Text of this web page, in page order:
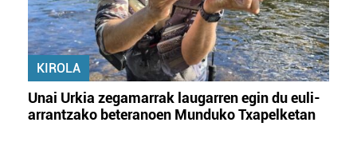
KIROLA
Unai Urkia zegamarrak laugarren egin du euli-
arrantzako beteranoen Munduko Txapelketan